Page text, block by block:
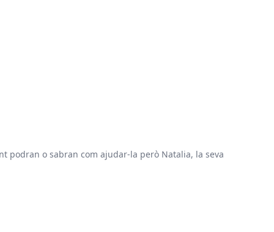
podran o sabran com ajudar-la però Natalia, la seva